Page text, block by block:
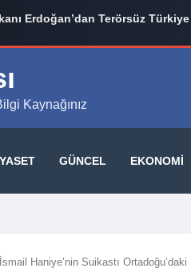
Erdoğan’dan Terörsüz Türkiye
Kaynağınız
GÜNCEL EKONOMI
Haniye’nin Suikastı